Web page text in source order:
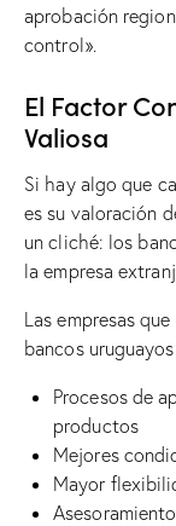
aprobación
control».
El Factor
Valiosa
Si hay algo que
es su valoración
un cliché: los
la empresa
Las empresas
bancos
Procesos de
productos
Mejores
Mayor